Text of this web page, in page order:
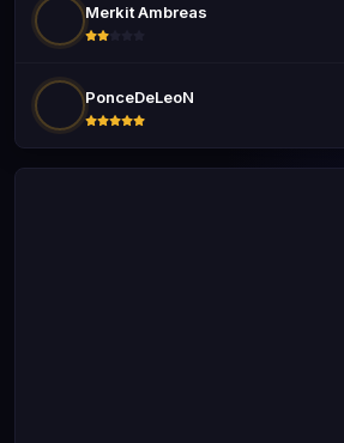
Merkit Ambreas
PonceDeLeoN